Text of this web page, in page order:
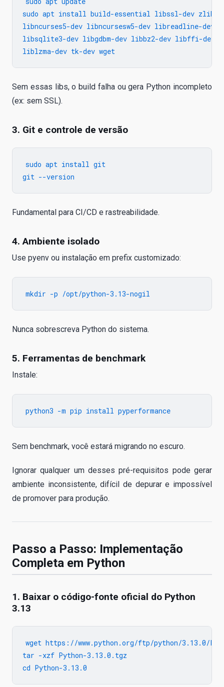
sudo apt install build-essential libssl-dev
libncurses5-dev libncursesw5-dev libreadline-dev \
libsqlite3-dev libgdbm-dev libbz2-dev libffi-dev \
Sem essas libs, o build falha ou gera Python incompleto
(ex: sem SSL).
3. Git e controle de versão
sudo apt install git
Fundamental para CI/CD e rastreabilidade.
4. Ambiente isolado
Use pyenv ou instalação em prefix customizado:
Nunca sobrescreva Python do sistema.
5. Ferramentas de benchmark
Instale:
Sem benchmark, você estará migrando no escuro.
Ignorar qualquer um desses pré-requisitos pode gerar
ambiente inconsistente, difícil de depurar e impossível
de promover para produção.
Passo a Passo: Implementação
Completa em Python
1. Baixar o código-fonte oficial do Python
3.13
wget https://www.python.org/ftp/python/3.13.0/
tar -xzf Python-3.13.0.tgz